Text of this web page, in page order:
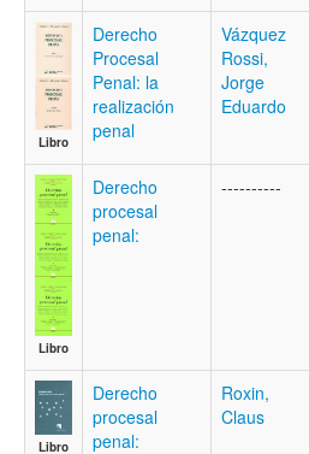
Libro
Derecho
Procesal
Penal: la
realización
penal
Vázquez
Rossi,
Jorge
Eduardo
Libro
Derecho
procesal
penal:
----------
Libro
Derecho
procesal
penal:
Roxin,
Claus